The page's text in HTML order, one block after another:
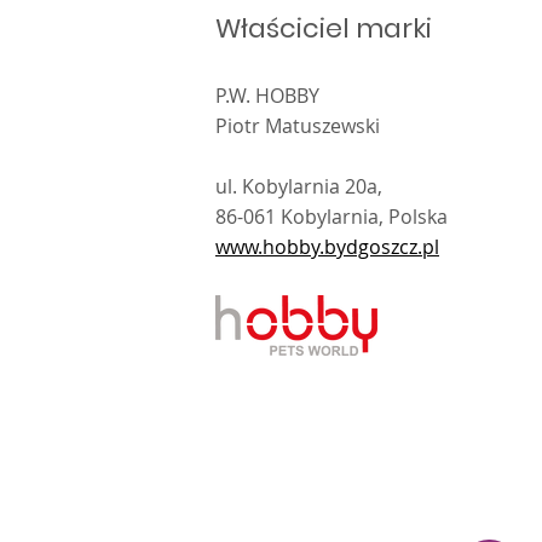
Właściciel marki
P.W. HOBBY
Piotr Matuszewski
ul. Kobylarnia 20a,
86-061 Kobylarnia, Polska
www.hobby.bydgoszcz.pl